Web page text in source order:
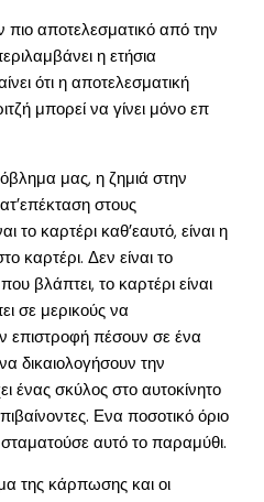
αποτελεσματικό από την
η ετήσια
ότι η αποτελεσματική
μπορεί να γίνει μόνο επ
μας, η ζημιά στην
στους
το καρτέρι καθ’εαυτό, είναι η
καρτέρι. Δεν είναι το
βλάπτει, το καρτέρι είναι
σε μερικούς να
επιστροφή πέσουν σε ένα
δικαιολογήσουν την
ένας σκύλος στο αυτοκίνητο
Ενα ποσοτικό όριο
αυτό το παραμύθι.
της κάρπωσης και οι